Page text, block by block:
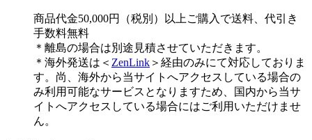
商品代金50,000円（税別）以上ご購入で送料、代引き
手数料無料
＊離島の場合は別途見積させていただきます。
＊海外発送は＜ ZenLink ＞経由のみにて対応しておりま
す。尚、海外から当サイトへアクセスしている場合の
み利用可能なサービスとなりますため、国内から当サ
イトへアクセスしている場合にはご利用いただけませ
ん。